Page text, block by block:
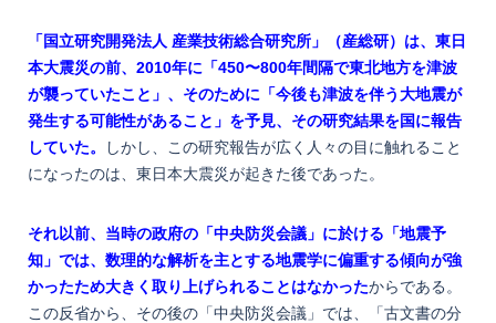
「国立研究開発法人 産業技術総合研究所」（産総研）は、東日
本大震災の前、2010年に「450〜800年間隔で東北地方を津波
が襲っていたこと」、そのために「今後も津波を伴う大地震が
発生する可能性があること」を予見、その研究結果を国に報告
していた。
しかし、この研究報告が広く人々の目に触れること
になったのは、東日本大震災が起きた後であった。
それ以前、当時の政府の「中央防災会議」に於ける「地震予
知」では、数理的な解析を主とする地震学に偏重する傾向が強
かったため大きく取り上げられることはなかったからである。
この反省から、その後の「中央防災会議」では、「古文書の分